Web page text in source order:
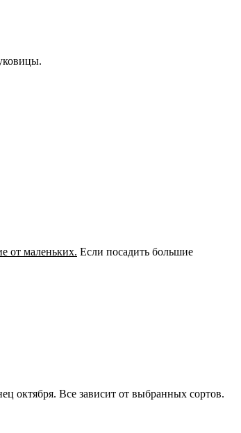
от маленьких. Если посадить большие
октября. Все зависит от выбранных сортов.